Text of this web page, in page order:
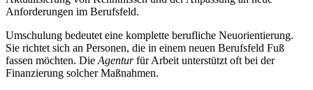
Anforderungen im Berufsfeld.
Umschulung bedeutet eine komplette berufliche Neuorientierung.
Sie richtet sich an Personen, die in einem neuen Berufsfeld Fuß
fassen möchten. Die Agenturfür Arbeit unterstützt oft bei der
Finanzierung solcher Maßnahmen.